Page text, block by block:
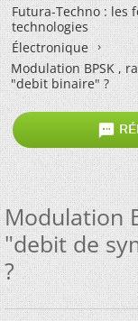
Futura-Techno : les
technologies
Électronique
Modulation BPSK ,
"debit binaire" ?

Modulation
"debit de
?